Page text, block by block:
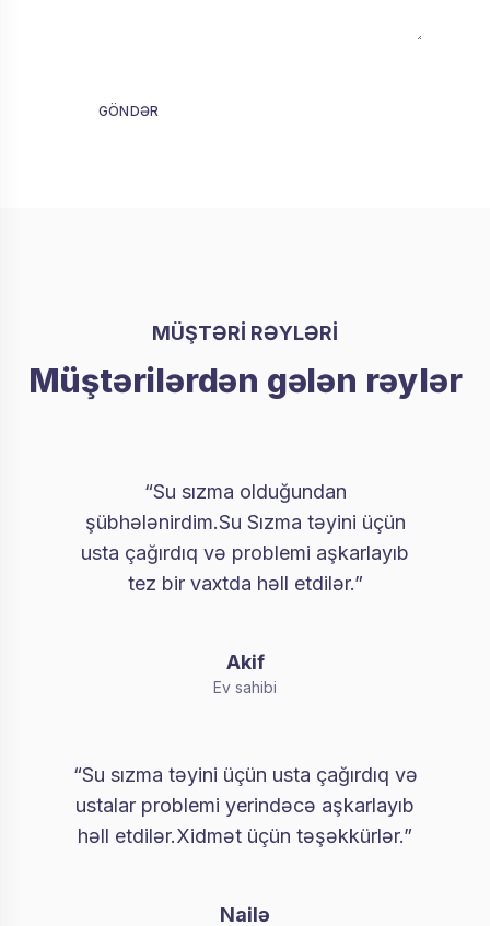
GÖNDƏR
MÜŞTƏRİ RƏYLƏRİ
Müştərilərdən gələn rəylər
“Su sızma olduğundan
şübhələnirdim.Su Sızma təyini üçün
usta çağırdıq və problemi aşkarlayıb
tez bir vaxtda həll etdilər.”
Akif
Ev sahibi
“Su sızma təyini üçün usta çağırdıq və
ustalar problemi yerindəcə aşkarlayıb
həll etdilər.Xidmət üçün təşəkkürlər.”
Nailə